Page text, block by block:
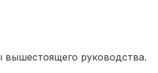
вышестоящего руководства.